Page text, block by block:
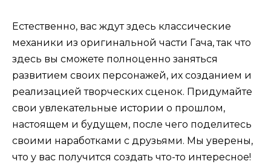
Естественно, вас ждут здесь классические
механики из оригинальной части Гача, так что
здесь вы сможете полноценно заняться
развитием своих персонажей, их созданием и
реализацией творческих сценок. Придумайте
свои увлекательные истории о прошлом,
настоящем и будущем, после чего поделитесь
своими наработками с друзьями. Мы уверены,
что у вас получится создать что-то интересное!